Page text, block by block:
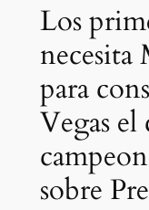
Los
necesita
para
Vegas el
sobre